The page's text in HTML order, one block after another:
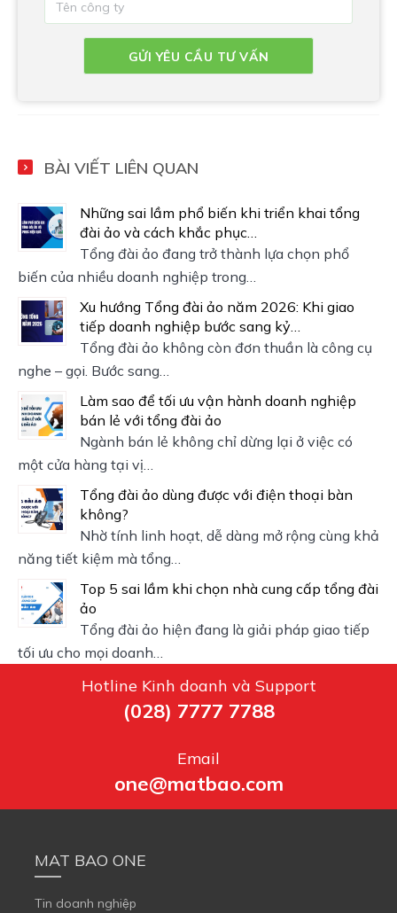
BÀI VIẾT LIÊN QUAN
Những sai lầm phổ biến khi triển khai tổng
đài ảo và cách khắc phục…
Tổng đài ảo đang trở thành lựa chọn phổ
biến của nhiều doanh nghiệp trong…
Xu hướng Tổng đài ảo năm 2026: Khi giao
tiếp doanh nghiệp bước sang kỷ…
Tổng đài ảo không còn đơn thuần là công cụ
nghe – gọi. Bước sang…
Làm sao để tối ưu vận hành doanh nghiệp
bán lẻ với tổng đài ảo
Ngành bán lẻ không chỉ dừng lại ở việc có
một cửa hàng tại vị…
Tổng đài ảo dùng được với điện thoại bàn
không?
Nhờ tính linh hoạt, dễ dàng mở rộng cùng khả
năng tiết kiệm mà tổng…
Top 5 sai lầm khi chọn nhà cung cấp tổng đài
ảo
Tổng đài ảo hiện đang là giải pháp giao tiếp
tối ưu cho mọi doanh…
Hotline Kinh doanh và Support
(028) 7777 7788
Email
one@matbao.com
MAT BAO ONE
Tin doanh nghiệp